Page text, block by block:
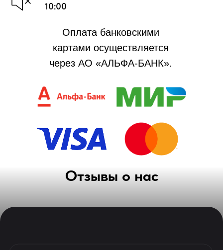
10:00
Оплата банковскими
картами осуществляется
через АО «АЛЬФА-БАНК».
Отзывы о нас